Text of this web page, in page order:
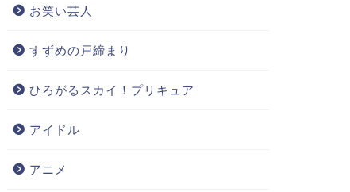
お笑い芸人
すずめの戸締まり
ひろがるスカイ！プリキュア
アイドル
アニメ